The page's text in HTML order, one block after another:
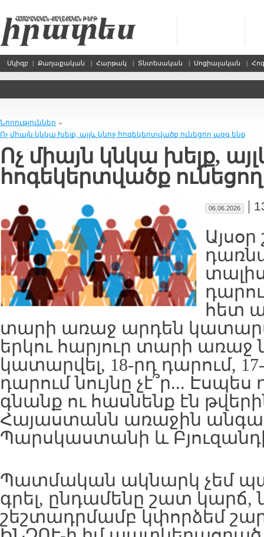
Սկիզբ | Քաղաքական | Հարթակ | Տնտեսական | Սոցիալական |
Նորություններ »
Ոչ միայն կնկա խելք, այլև կնոջ հոգեկերտվածք ունեցող ազգ ենք
Ոչ միայն կնկա խելք,
հոգեկերտվածք
06.06.2026 |
հետ
տարի առաջ արդեն
երկու հարյուր տարի առաջ
կատարվել, 18-րդ դարում,
դարում նույնը չէ՞ր...
գնանք ու հասնենք էն
Հայաստանն առաջին
Պարսկաստանի և
Պատմական ակնարկ չեմ
գրել, ընդամենը շատ կարճ,
շեշտադրմամբ կփորձեմ